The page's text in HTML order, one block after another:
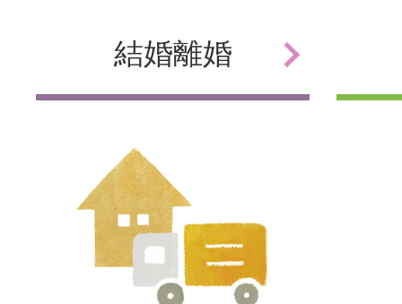
結婚離婚